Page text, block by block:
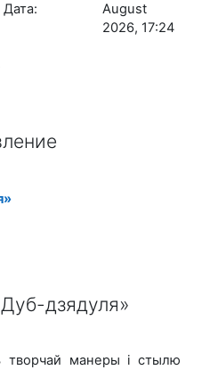
Дата:
August
2026, 17:24
дзядуля»
творчай манеры і стылю